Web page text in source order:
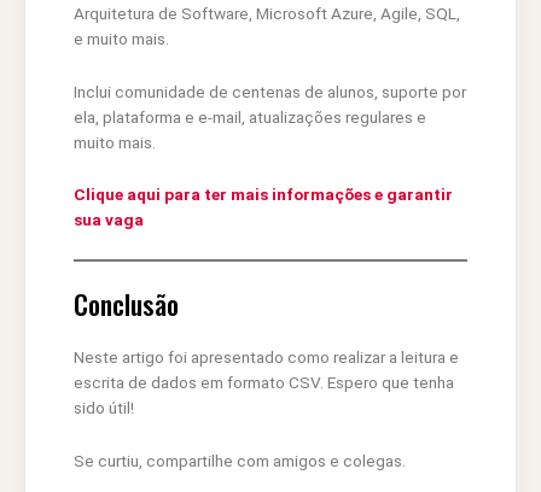
Arquitetura de Software, Microsoft Azure, Agile, SQL,
e muito mais.
Inclui comunidade de centenas de alunos, suporte por
ela, plataforma e e-mail, atualizações regulares e
muito mais.
Clique aqui para ter mais informações e garantir
sua vaga
Conclusão
Neste artigo foi apresentado como realizar a leitura e
escrita de dados em formato CSV. Espero que tenha
sido útil!
Se curtiu, compartilhe com amigos e colegas.